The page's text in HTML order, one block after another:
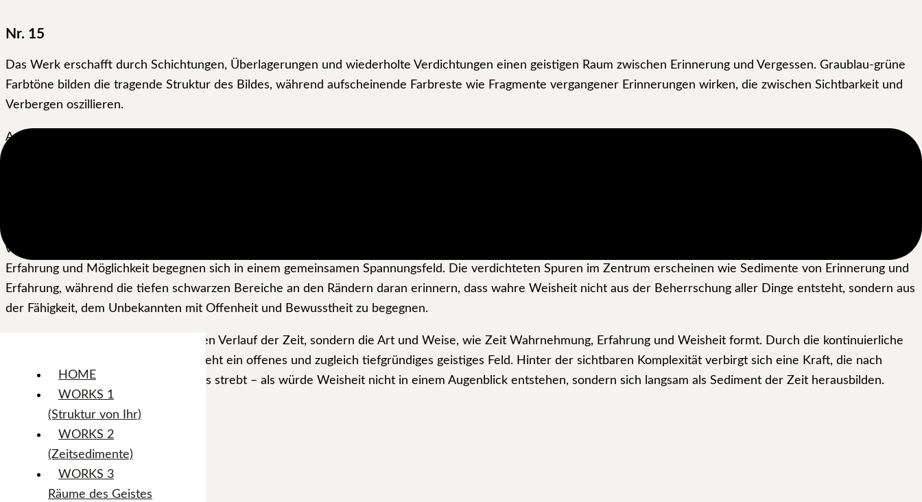
HOME
WORKS 1
(Struktur von Ihr)
WORKS 2
(Zeitsedimente)
WORKS 3
Räume des Geistes
Nr. 15
Das Werk erschafft durch Schichtungen, Überlagerungen und wiederholte Verdichtungen einen geistigen Raum zwischen Erinnerung und Vergessen. Graublau-grüne
Farbtöne bilden die tragende Struktur des Bildes, während aufscheinende Farbreste wie Fragmente vergangener Erinnerungen wirken, die zwischen Sichtbarkeit und
Verbergen oszillieren.
Anstelle einer gegenständlichen Erzählung entwickelt die Künstlerin einen Zustand zeitlicher Sedimentation. Die sich kreuzenden und überlagernden Spuren
visuelle Ordnung des Werkes, sondern verweist zugleich auf die Grenzen menschlicher Erkenntnis. Bekanntes und Unbekanntes, Sichtbares und Verborgenes,
Erfahrung und Möglichkeit begegnen sich in einem gemeinsamen Spannungsfeld. Die verdichteten Spuren im Zentrum erscheinen wie Sedimente von Erinnerung und
Erfahrung, während die tiefen schwarzen Bereiche an den Rändern daran erinnern, dass wahre Weisheit nicht aus der Beherrschung aller Dinge entsteht, sondern aus
der Fähigkeit, dem Unbekannten mit Offenheit und Bewusstheit zu begegnen.
Das Werk thematisiert nicht allein den Verlauf der Zeit, sondern die Art und Weise, wie Zeit Wahrnehmung, Erfahrung und Weisheit formt. Durch die kontinuierliche
Verdichtung von Farbschichten entsteht ein offenes und zugleich tiefgründiges geistiges Feld. Hinter der sichtbaren Komplexität verbirgt sich eine Kraft, die nach
Ordnung, Bewusstheit und Erkenntnis strebt – als würde Weisheit nicht in einem Augenblick entstehen, sondern sich langsam als Sediment der Zeit herausbilden.
Technik:Acryl auf Leinwand
Werknummer:
Größe:120 x 160cm
Jahr:
Status: